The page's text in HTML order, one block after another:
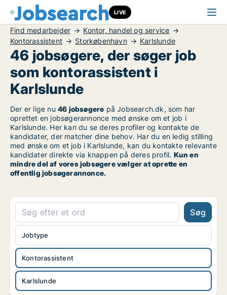
LIVE
Find medarbejder
Kontor, handel og service
Kontorassistent
Storkøbenhavn Karlslunde
46 jobsøgere, der søger job
som kontorassistent i
Karlslunde
Der er lige nu 46 jobsøgere på Jobsearch.dk, som har
oprettet en jobsøgerannonce med ønske om et job i
Karlslunde. Her kan du se deres profiler og kontakte de
kandidater, der matcher dine behov. Har du en ledig stilling
med ønske om et job i Karlslunde, kan du kontakte relevante
kandidater direkte via knappen på deres profil. Kun en
mindre del af vores jobsøgere vælger at oprette en
offentlig jobsøgerannonce.
Søg
Kontorassistent
Karlslunde
Jobtype